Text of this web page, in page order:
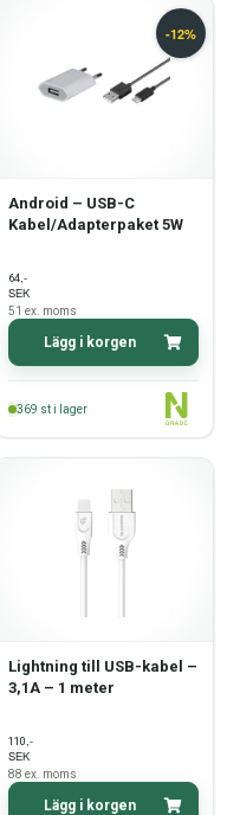
Android – USB-C
Kabel/Adapterpaket 5W
64,-
SEK
51 ex. moms
Lägg i korgen
369 st i lager
Lightning till USB-kabel –
3,1A – 1 meter
110,-
SEK
88 ex. moms
Lägg i korgen